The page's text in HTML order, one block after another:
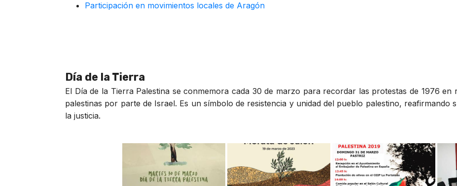
Participación en movimientos locales de Aragón
Día de la Tierra
El Día de la Tierra Palestina se conmemora cada 30 de marzo para recordar las protestas de 1976 en
palestinas por parte de Israel. Es un símbolo de resistencia y unidad del pueblo palestino,
la justicia.